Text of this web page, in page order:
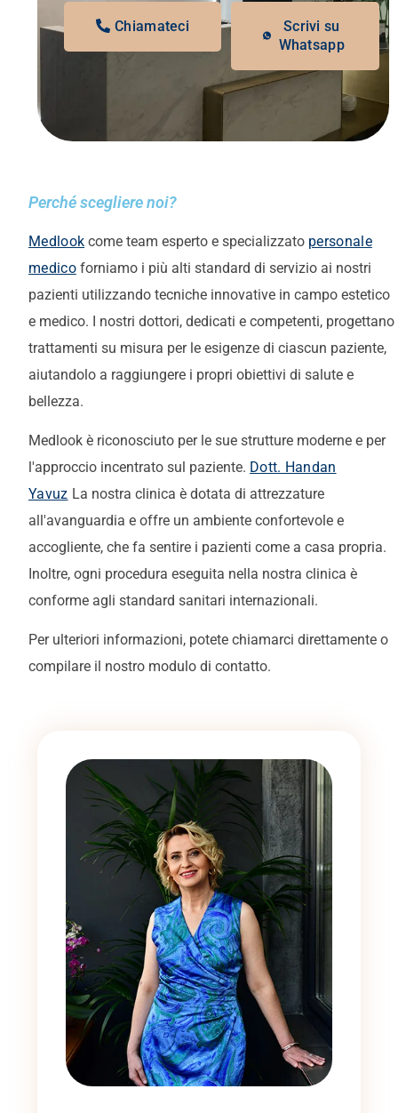
Chiamateci
Scrivi su
Whatsapp
Perché scegliere noi?
Medlook come team esperto e specializzato personale
medicoforniamo i più alti standard di servizio ai nostri
pazienti utilizzando tecniche innovative in campo estetico
e medico. I nostri dottori, dedicati e competenti, progettano
trattamenti su misura per le esigenze di ciascun paziente,
aiutandolo a raggiungere i propri obiettivi di salute e
bellezza.
Medlook è riconosciuto per le sue strutture moderne e per
l'approccio incentrato sul paziente. Dott. Handan
Yavuz La nostra clinica è dotata di attrezzature
all'avanguardia e offre un ambiente confortevole e
accogliente, che fa sentire i pazienti come a casa propria.
Inoltre, ogni procedura eseguita nella nostra clinica è
conforme agli standard sanitari internazionali.
Per ulteriori informazioni, potete chiamarci direttamente o
compilare il nostro modulo di contatto.